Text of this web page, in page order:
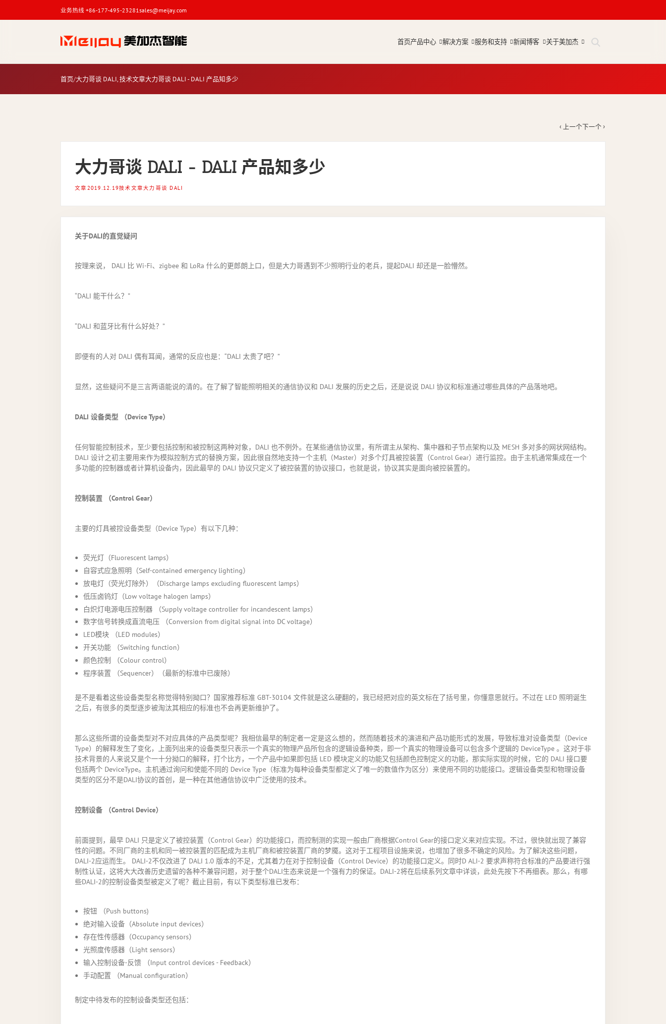
业务热线 +86-177-495-23281 sales@meijay.com
首页产品中心 解决方案 服务和支持 新闻博客 关于美加杰
首页 大力哥谈 DALI, 技术文章大力哥谈 DALI - DALI 产品知多少
‹ 上一个下一个 ›
大力哥谈 DALI - DALI 产品知多少
文章 2019.12.19技术文章大力哥谈 DALI
关于DALI的直觉疑问
按理来说， DALI 比 Wi-Fi、zigbee 和 LoRa 什么的更郎朗上口，但是大力哥遇到不少照明行业的老兵，提起DALI 却还是一脸懵然。
“DALI 能干什么？”
“DALI 和蓝牙比有什么好处？”
即便有的人对 DALI 偶有耳闻，通常的反应也是：“DALI 太贵了吧？”
显然，这些疑问不是三言两语能说的清的。在了解了智能照明相关的通信协议和 DALI 发展的历史之后，还是说说 DALI 协议和标准通过哪些具体的产品落地吧。
DALI 设备类型 （Device Type）
任何智能控制技术，至少要包括控制和被控制这两种对象，DALI 也不例外。在某些通信协议里，有所谓主从架构、集中器和子节点架构以及 MESH 多对多的网状网结构。
DALI 设计之初主要用来作为模拟控制方式的替换方案，因此很自然地支持一个主机（Master）对多个灯具被控装置（Control Gear）进行监控。由于主机通常集成在一个
多功能的控制器或者计算机设备内，因此最早的 DALI 协议只定义了被控装置的协议接口，也就是说，协议其实是面向被控装置的。
控制装置 （Control Gear）
主要的灯具被控设备类型（Device Type）有以下几种：
荧光灯（Fluorescent lamps）
自容式应急照明（Self-contained emergency lighting）
放电灯（荧光灯除外）（Discharge lamps excluding fluorescent lamps）
低压卤钨灯（Low voltage halogen lamps）
白炽灯电源电压控制器 （Supply voltage controller for incandescent lamps）
数字信号转换成直流电压 （Conversion from digital signal into DC voltage）
LED模块 （LED modules）
开关功能 （Switching function）
颜色控制 （Colour control）
程序装置 （Sequencer）（最新的标准中已废除）
是不是看着这些设备类型名称觉得特别拗口？国家推荐标准 GBT-30104 文件就是这么硬翻的，我已经把对应的英文标在了括号里，你懂意思就行。不过在 LED 照明诞生
之后，有很多的类型逐步被淘汰其相应的标准也不会再更新维护了。
那么这些所谓的设备类型对不对应具体的产品类型呢？我相信最早的制定者一定是这么想的，然而随着技术的演进和产品功能形式的发展，导致标准对设备类型（Device
Type）的解释发生了变化，上面列出来的设备类型只表示一个真实的物理产品所包含的逻辑设备种类，即一个真实的物理设备可以包含多个逻辑的 DeviceType 。这对于非
技术背景的人来说又是个一十分拗口的解释，打个比方，一个产品中如果即包括 LED 模块定义的功能又包括颜色控制定义的功能，那实际实现的时候，它的 DALI 接口要
包括两个 DeviceType。主机通过询问和使能不同的 Device Type（标准为每种设备类型都定义了唯一的数值作为区分）来使用不同的功能接口。逻辑设备类型和物理设备
类型的区分不是DALI协议的首创，是一种在其他通信协议中广泛使用的技术。
控制设备 （Control Device）
前面提到，最早 DALI 只是定义了被控装置（Control Gear）的功能接口，而控制测的实现一般由厂商根据Control Gear的接口定义来对应实现。不过，很快就出现了兼容
性的问题。不同厂商的主机和同一被控装置的匹配成为主机厂商和被控装置厂商的梦魇。这对于工程项目设施来说，也增加了很多不确定的风险。为了解决这些问题，
DALI-2应运而生。 DALI-2不仅改进了 DALI 1.0 版本的不足，尤其着力在对于控制设备（Control Device）的功能接口定义。同时D ALI-2 要求声称符合标准的产品要进行强
制性认证，这将大大改善历史遗留的各种不兼容问题，对于整个DALI生态来说是一个强有力的保证。DALI-2将在后续系列文章中详谈，此处先按下不再细表。那么，有哪
些DALI-2的控制设备类型被定义了呢？截止目前，有以下类型标准已发布：
按钮 （Push buttons)
绝对输入设备（Absolute input devices）
存在性传感器（Occupancy sensors）
光照度传感器（Light sensors）
输入控制设备-反馈 （Input control devices - Feedback）
手动配置 （Manual configuration）
制定中待发布的控制设备类型还包括：